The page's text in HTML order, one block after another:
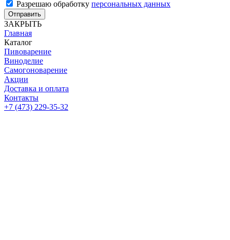
Разрешаю обработку персональных данных
Отправить
ЗАКРЫТЬ
Главная
Каталог
Пивоварение
Виноделие
Самогоноварение
Акции
Доставка и оплата
Контакты
+7 (473) 229-35-32